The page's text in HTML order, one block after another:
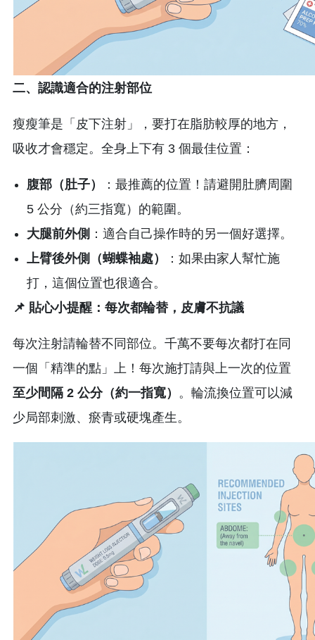
二、認識適合的注射部位
瘦瘦筆是「皮下注射」，要打在脂肪較厚的地方，
吸收才會穩定。全身上下有 3 個最佳位置：
腹部（肚子）
：最推薦的位置！請避開肚臍周圍
5 公分（約三指寬）的範圍。
大腿前外側 ：適合自己操作時的另一個好選擇。
上臂後外側（蝴蝶袖處）
：如果由家人幫忙施
打，這個位置也很適合。
📌 貼心小提醒：每次都輪替，皮膚不抗議
每次注射請輪替不同部位。千萬不要每次都打在同
一個「精準的點」上！每次施打請與上一次的位置
至少間隔 2 公分（約一指寬） 。輪流換位置可以減
少局部刺激、瘀青或硬塊產生。